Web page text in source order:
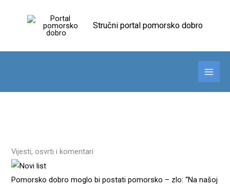
Stručni portal pomorsko dobro
Vijesti, osvrti i komentari
Pomorsko dobro moglo bi postati pomorsko – zlo: “Na našoj